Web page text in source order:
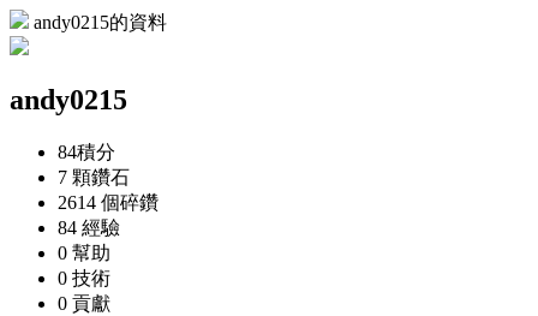
andy0215的資料
andy0215
84積分
7 顆鑽石
2614 個碎鑽
84 經驗
0 幫助
0 技術
0 貢獻